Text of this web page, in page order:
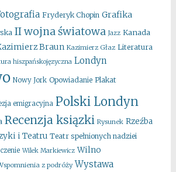
Fryderyk Chopin Grafika
II wojna światowa Jazz Kanada
Braun Kazimierz Głaz Literatura
hiszpańskojęzyczna Londyn
Nowy Jork Opowiadanie Plakat
emigracyjna Polski Londyn
Recenzja ksiązki Rysunek Rzeźba
i Teatru Teatr spełnionych nadziei
Wilek Markiewicz Wilno
z podróży Wystawa